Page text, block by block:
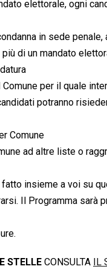
elettorale, ogni
in sede penale,
di un mandato
per il quale
potranno
Comune
ad altre liste o
insieme a voi su
Il Programma sarà
STELLE CONSULTA IL